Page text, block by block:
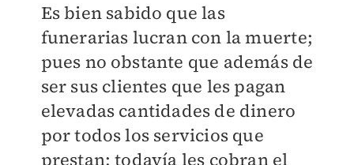
Es bien sabido que las
funerarias lucran con la muerte;
pues no obstante que además de
ser sus clientes que les pagan
elevadas cantidades de dinero
por todos los servicios que
prestan; todavía les cobran el